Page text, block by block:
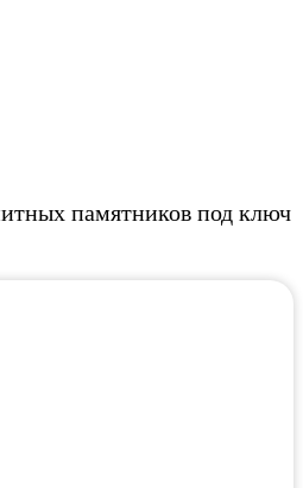
памятников под ключ